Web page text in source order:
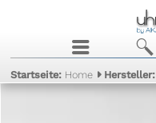
j b
Startseite: Home Hersteller: